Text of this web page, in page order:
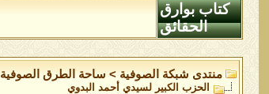
كتاب بوارق
الحقائق
منتدى شبكة الصوفية > ساحة الطرق الصوفية
الحزب الكبير لسيدي أحمد البدوي